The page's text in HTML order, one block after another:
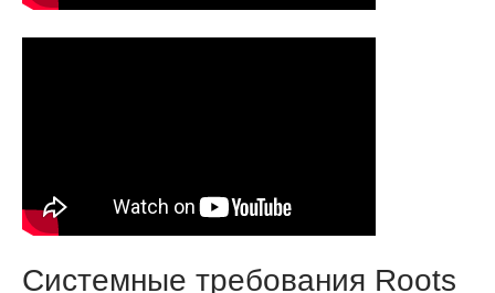
Системные требования Roots